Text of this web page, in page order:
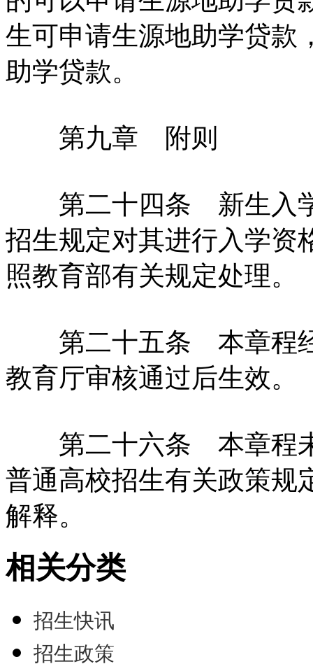
生可申请生源地助学贷款
助学贷款。
第九章 附则
第二十四条 新生入学
招生规定对其进行入学资
照教育部有关规定处理。
第二十五条 本章程经
教育厅审核通过后生效。
第二十六条 本章程未
普通高校招生有关政策规
解释。
相关分类
招生快讯
招生政策